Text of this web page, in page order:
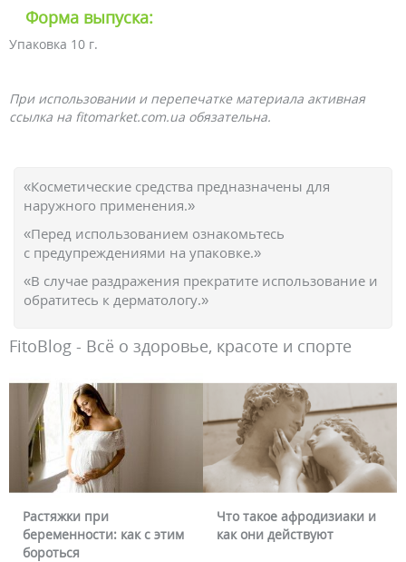
Форма выпуска:
Упаковка 10 г.
При использовании и перепечатке материала активная
ссылка на fitomarket.com.ua обязательна.
«Косметические средства предназначены для
наружного применения.»
«Перед использованием ознакомьтесь
с предупреждениями на упаковке.»
«В случае раздражения прекратите использование и
обратитесь к дерматологу.»
FitoBlog - Всё о здоровье, красоте и спорте
Растяжки при
беременности: как с этим
бороться
Что такое афродизиаки и
как они действуют